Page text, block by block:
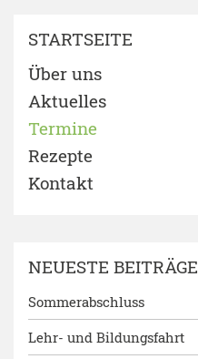
STARTSEITE
Über uns
Aktuelles
Termine
Rezepte
Kontakt
NEUESTE BEITRÄGE
Sommerabschluss
Lehr- und Bildungsfahrt